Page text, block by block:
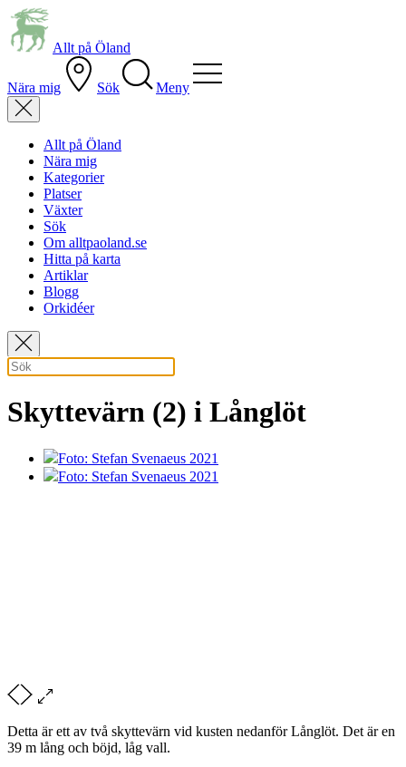
Allt på Öland
Nära mig Sök Meny
Allt på Öland
Nära mig
Kategorier
Platser
Växter
Sök
Om alltpaoland.se
Hitta på karta
Artiklar
Blogg
Orkidéer
Skyttevärn (2) i Långlöt
Foto: Stefan Svenaeus 2021
Foto: Stefan Svenaeus 2021
Detta är ett av två skyttevärn vid kusten nedanför Långlöt. Det är en
39 m lång och böjd, låg vall.